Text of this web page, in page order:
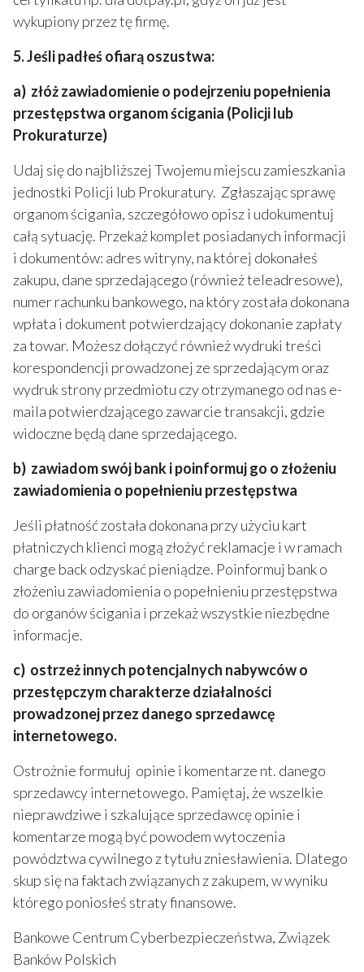
wykupiony przez tę firmę.
5. Jeśli padłeś ofiarą oszustwa:
a) złóż zawiadomienie o podejrzeniu popełnienia
przestępstwa organom ścigania (Policji lub
Prokuraturze)
Udaj się do najbliższej Twojemu miejscu zamieszkania
jednostki Policji lub Prokuratury. Zgłaszając sprawę
organom ścigania, szczegółowo opisz i udokumentuj
całą sytuację. Przekaż komplet posiadanych informacji
i dokumentów: adres witryny, na której dokonałeś
zakupu, dane sprzedającego (również teleadresowe),
numer rachunku bankowego, na który została dokonana
wpłata i dokument potwierdzający dokonanie zapłaty
za towar. Możesz dołączyć również wydruki treści
korespondencji prowadzonej ze sprzedającym oraz
wydruk strony przedmiotu czy otrzymanego od nas e-
maila potwierdzającego zawarcie transakcji, gdzie
widoczne będą dane sprzedającego.
b) zawiadom swój bank i poinformuj go o złożeniu
zawiadomienia o popełnieniu przestępstwa
Jeśli płatność została dokonana przy użyciu kart
płatniczych klienci mogą złożyć reklamacje i w ramach
charge back odzyskać pieniądze. Poinformuj bank o
złożeniu zawiadomienia o popełnieniu przestępstwa
do organów ścigania i przekaż wszystkie niezbędne
informacje.
c) ostrzeż innych potencjalnych nabywców o
przestępczym charakterze działalności
prowadzonej przez danego sprzedawcę
internetowego.
Ostrożnie formułuj opinie i komentarze nt. danego
sprzedawcy internetowego. Pamiętaj, że wszelkie
nieprawdziwe i szkalujące sprzedawcę opinie i
komentarze mogą być powodem wytoczenia
powództwa cywilnego z tytułu zniesławienia. Dlatego
skup się na faktach związanych z zakupem, w wyniku
którego poniosłeś straty finansowe.
Bankowe Centrum Cyberbezpieczeństwa, Związek
Banków Polskich